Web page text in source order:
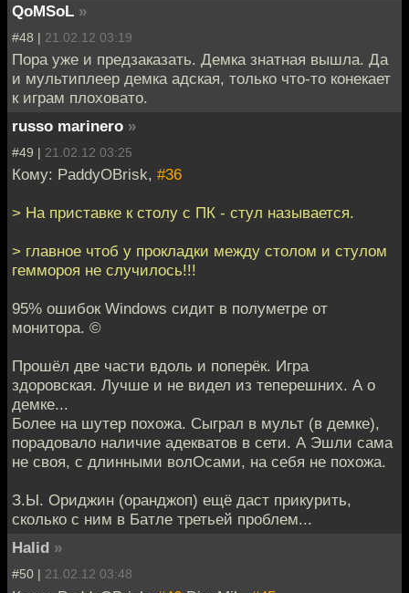
QoMSoL »
#48 | 21.02.12 03:19
Пора уже и предзаказать. Демка знатная вышла. Да
и мультиплеер демка адская, только что-то конекает
к играм плоховато.
russo marinero »
#49 | 21.02.12 03:25
Кому: PaddyOBrisk, #36
> На приставке к столу с ПК - стул называется.
> главное чтоб у прокладки между столом и стулом
геммороя не случилось!!!
95% ошибок Windows сидит в полуметре от
монитора. ©
Прошёл две части вдоль и поперёк. Игра
здоровская. Лучше и не видел из теперешних. А о
демке...
Более на шутер похожа. Сыграл в мульт (в демке),
порадовало наличие адекватов в сети. А Эшли сама
не своя, с длинными волОсами, на себя не похожа.
З.Ы. Ориджин (оранджоп) ещё даст прикурить,
сколько с ним в Батле третьей проблем...
Halid »
#50 | 21.02.12 03:48